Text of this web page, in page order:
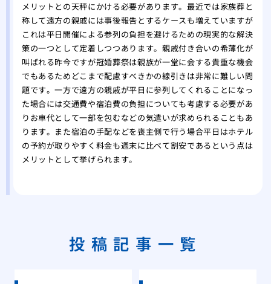
メリットとの天秤にかける必要があります。最近では家族葬と
称して遠方の親戚には事後報告とするケースも増えていますが
これは平日開催による参列の負担を避けるための現実的な解決
策の一つとして定着しつつあります。親戚付き合いの希薄化が
叫ばれる昨今ですが冠婚葬祭は親族が一堂に会する貴重な機会
でもあるためどこまで配慮すべきかの線引きは非常に難しい問
題です。一方で遠方の親戚が平日に参列してくれることになっ
た場合には交通費や宿泊費の負担についても考慮する必要があ
りお車代として一部を包むなどの気遣いが求められることもあ
ります。また宿泊の手配などを喪主側で行う場合平日はホテル
の予約が取りやすく料金も週末に比べて割安であるという点は
メリットとして挙げられます。
投稿記事一覧